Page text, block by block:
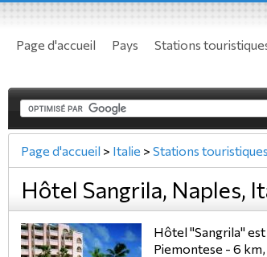
Page d'accueil Pays Stations
Page d'accueil > Italie > Stations touristiques
Hôtel Sangrila, Naples,
Hôtel "Sangrila"
Piemontese - 6